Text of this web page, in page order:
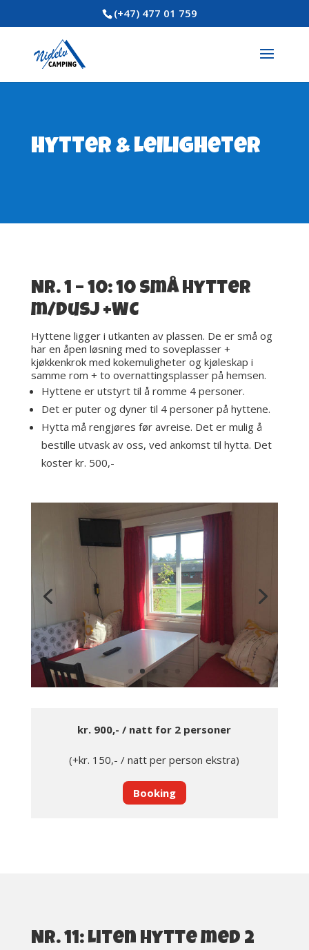
(+47) 477 01 759
Hytter & Leiligheter
Nr. 1 – 10: 10 små hytter
m/dusj +WC
Hyttene ligger i utkanten av plassen. De er små og
har en åpen løsning med to soveplasser +
kjøkkenkrok med kokemuligheter og kjøleskap i
samme rom + to overnattingsplasser på hemsen.
Hyttene er utstyrt til å romme 4 personer.
Det er puter og dyner til 4 personer på hyttene.
Hytta må rengjøres før avreise. Det er mulig å
bestille utvask av oss, ved ankomst til hytta. Det
koster kr. 500,-
kr. 900,- / natt for 2 personer
(+kr. 150,- / natt per person ekstra)
Booking
Nr. 11: Liten hytte med 2